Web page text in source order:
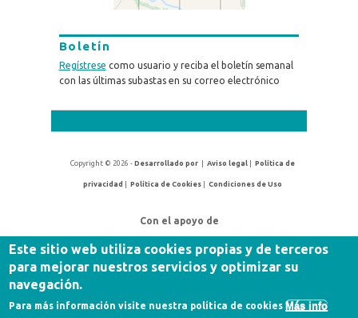
Boletín
Regístrese como usuario y reciba el boletín semanal
con las últimas subastas en su correo electrónico
Copyright © 2026 -Desarrollado por |Aviso legal |Política de
privacidad |Política de Cookies |Condiciones de Uso
Con el apoyo de
Este sitio web utiliza cookies propias y de terceros
para mejorar nuestros servicios y optimizar su
navegación.
Para más información visite nuestra política de cookies Más info